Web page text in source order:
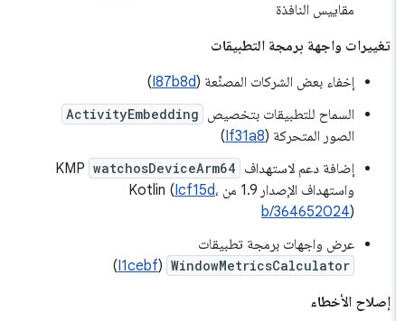
مقاييس النافذة
تغييرات واجهة برمجة التطبيقات
إخفاء بعض الشركات المصنِّعة (I87b8d
)
السماح للتطبيقات بتخصيص ActivityEmbedding
الصور المتحركة (If31a8
)
إضافة دعم لاستهداف watchosDeviceArm64
KMP
واستهداف الإصدار 1.9 من Kotlin (
Icf15d،
b/364652024
عرض واجهات برمجة تطبيقات
WindowMetricsCalculator
(
I1cebf
)
إصلاح الأخطاء